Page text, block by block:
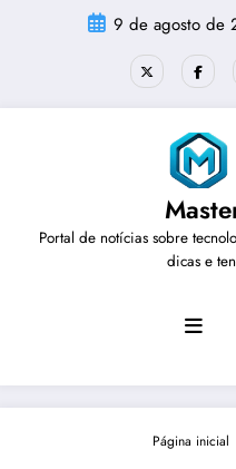
9 de agosto de
Portal de notícias sobre
dicas e
Página inicial